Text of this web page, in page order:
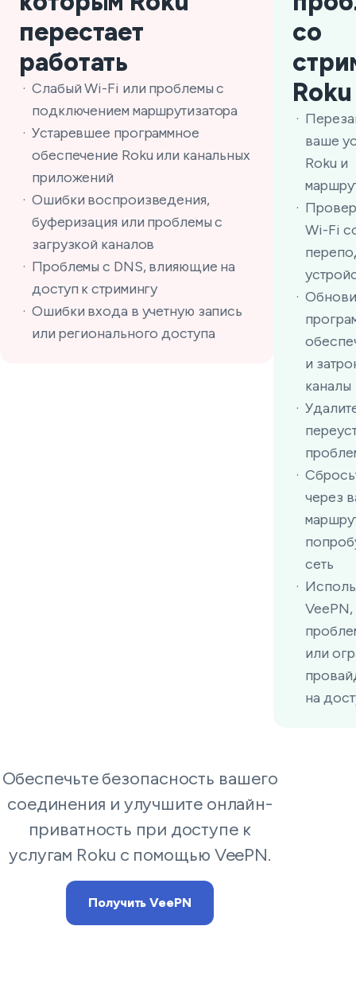
перестает
работать
Слабый Wi-Fi или проблемы с
подключением маршрутизатора
Устаревшее программное
обеспечение Roku или канальных
приложений
Ошибки воспроизведения,
буферизация или проблемы с
загрузкой каналов
Проблемы с DNS, влияющие на
доступ к стримингу
Ошибки входа в учетную запись
или регионального доступа
со
Roku
ваше
Roku и
Wi-Fi
и
каналы
через
сеть
или
на
Обеспечьте безопасность вашего
соединения и улучшите онлайн-
приватность при доступе к
услугам Roku с помощью VeePN.
Получить VeePN